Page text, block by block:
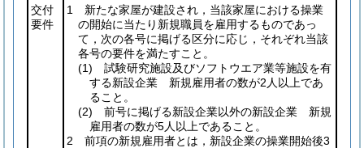
交付
要件
1 新たな家屋が建設され，当該家屋における操業
の開始に当たり新規職員を雇用するものであっ
て，次の各号に掲げる区分に応じ，それぞれ当該
各号の要件を満たすこと。
(1) 試験研究施設及びソフトウエア業等施設を有
する新設企業 新規雇用者の数が2人以上であ
ること。
(2) 前号に掲げる新設企業以外の新設企業 新規
雇用者の数が5人以上であること。
2 前項の新規雇用者とは，新設企業の操業開始後3